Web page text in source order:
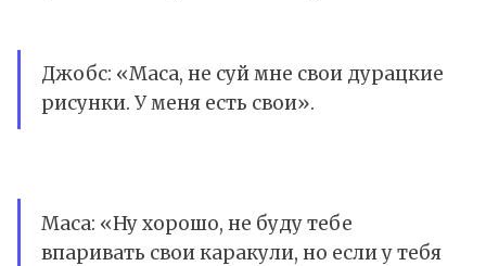
Джобс: «Маса, не суй мне свои дурацкие
рисунки. У меня есть свои».
Маса: «Ну хорошо, не буду тебе
впаривать свои каракули, но если у тебя